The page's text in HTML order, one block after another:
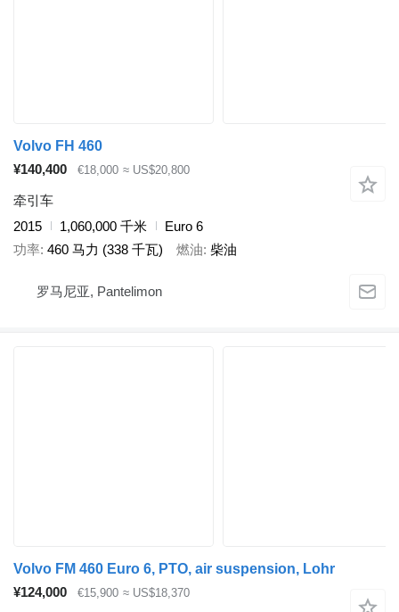
Volvo FH 460
¥140,400
€18,000 ≈ US$20,800
牵引车
2015
1,060,000 千米
Euro 6
功率 460 马力 (338 千瓦) 燃油 柴油
罗马尼亚, Pantelimon
Volvo FM 460 Euro 6, PTO, air suspension, Lohr
¥124,000
€15,900 ≈ US$18,370